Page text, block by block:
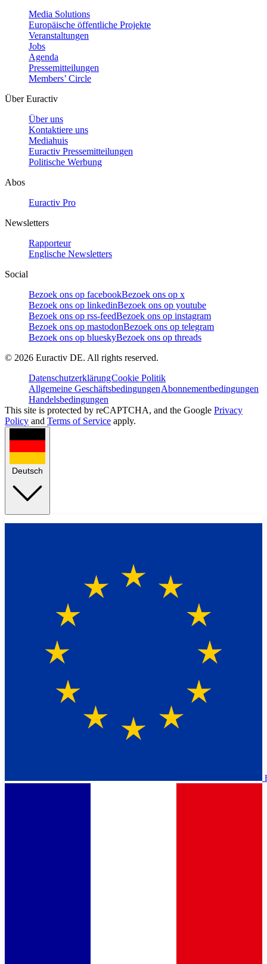
Media Solutions
Europäische öffentliche Projekte
Veranstaltungen
Jobs
Agenda
Pressemitteilungen
Members’ Circle
Über Euractiv
Über uns
Kontaktiere uns
Mediahuis
Euractiv Pressemitteilungen
Politische Werbung
Abos
Euractiv Pro
Newsletters
Rapporteur
Englische Newsletters
Social
Bezoek ons op facebookBezoek ons op x
Bezoek ons op linkedinBezoek ons op youtube
Bezoek ons op rss-feedBezoek ons op instagram
Bezoek ons op mastodonBezoek ons op telegram
Bezoek ons op blueskyBezoek ons op threads
© 2026 Euractiv DE. All rights reserved.
DatenschutzerklärungCookie Politik
Allgemeine GeschäftsbedingungenAbonnementbedingungen
Handelsbedingungen
This site is protected by reCAPTCHA, and the Google Privacy
Policy and Terms of Service apply.
Deutsch